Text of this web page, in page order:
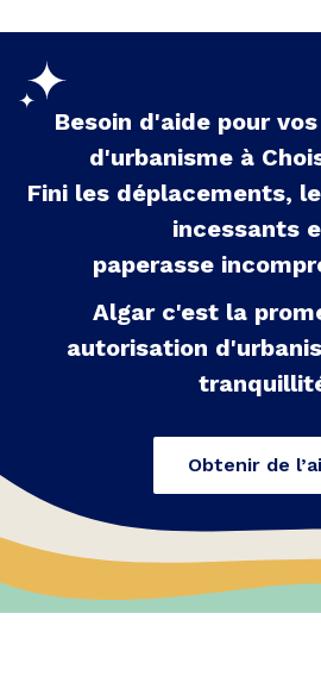
Besoin d'aide pour
d'urbanisme à
Fini les déplacements,
incessants
paperasse
Algar c'est la
autorisation
Obtenir de